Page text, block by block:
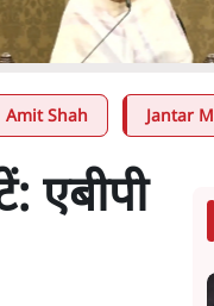
Amit Shah Jantar
एबीपी